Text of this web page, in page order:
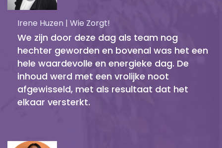
Irene Huzen | Wie Zorgt!
We zijn door deze dag als team nog
hechter geworden en bovenal was het een
hele waardevolle en energieke dag. De
inhoud werd met een vrolijke noot
afgewisseld, met als resultaat dat het
elkaar versterkt.